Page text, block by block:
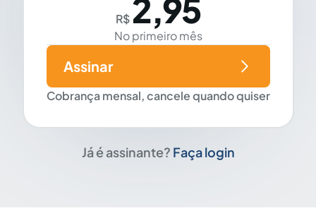
R$ 2,95
No primeiro mês
Cobrança mensal, cancele quando quiser
Assinar
Já é assinante? Faça login